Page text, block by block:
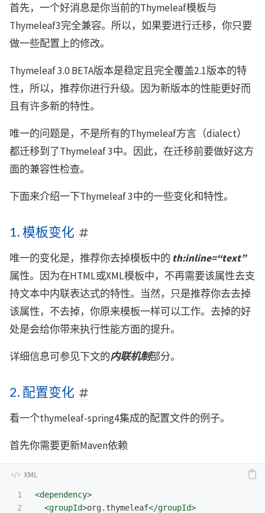
首先，一个好消息是你当前的Thymeleaf模板与
Thymeleaf3完全兼容。所以，如果要进行迁移，你只要
做一些配置上的修改。
Thymeleaf 3.0 BETA版本是稳定且完全覆盖2.1版本的特
性，所以，推荐你进行升级。因为新版本的性能更好而
且有许多新的特性。
唯一的问题是，不是所有的Thymeleaf方言（dialect）
都迁移到了Thymeleaf 3中。因此，在迁移前要做好这方
面的兼容性检查。
下面来介绍一下Thymeleaf 3中的一些变化和特性。
1. 模板变化
唯一的变化是，推荐你去掉模板中的 th:inline=“text”
属性。因为在HTML或XML模板中，不再需要该属性去支
持文本中内联表达式的特性。当然，只是推荐你去去掉
该属性，不去掉，你原来模板一样可以工作。去掉的好
处是会给你带来执行性能方面的提升。
详细信息可参见下文的内联机制部分。
2. 配置变化
看一个thymeleaf-spring4集成的配置文件的例子。
首先你需要更新Maven依赖
1
2
<dependency>
<groupId>org.thymeleaf</groupId>